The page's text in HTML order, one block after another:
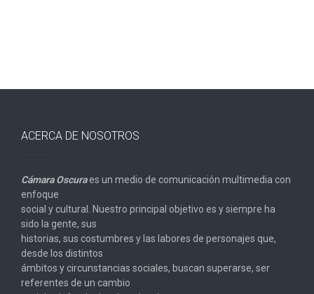
ACERCA DE NOSOTROS
Cámara Oscuraes un medio de comunicación multimedia con
enfoque
social y cultural. Nuestro principal objetivo es y siempre ha
sido la gente, sus
historias, sus costumbres y las labores de personajes que,
desde los distintos
ámbitos y circunstancias sociales, buscan superarse, ser
referentes de un cambio